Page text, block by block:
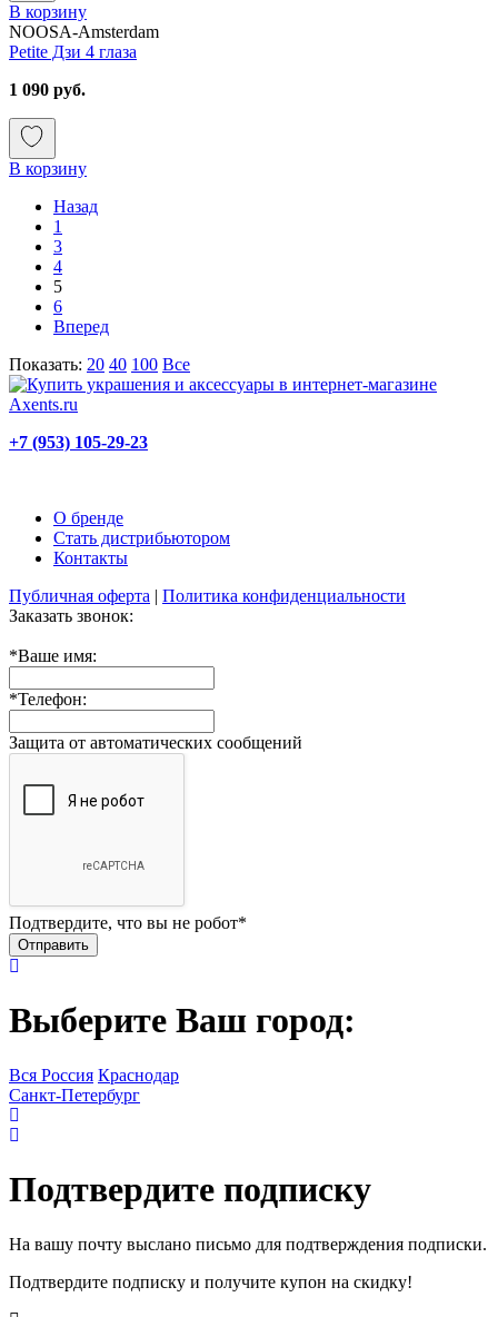
В корзину
NOOSA-Amsterdam
Petite Дзи 4 глаза
1 090 руб.
В корзину
Назад
1
3
4
5
6
Вперед
Показать: 20 40 100 Все
+7 (953) 105-29-23
О бренде
Стать дистрибьютором
Контакты
Публичная оферта | Политика конфиденциальности
Заказать звонок:
*Ваше имя:
*Телефон:
Защита от автоматических сообщений
Подтвердите, что вы не робот*
Выберите Ваш город:
Вся Россия Краснодар
Санкт-Петербург
Подтвердите подписку
На вашу почту выслано письмо для подтверждения подписки.
Подтвердите подписку и получите купон на скидку!